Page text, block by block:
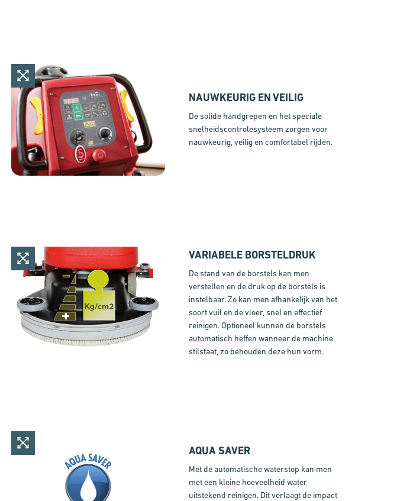
NAUWKEURIG EN VEILIG
De solide handgrepen en het speciale
snelheidscontrolesysteem zorgen voor
nauwkeurig, veilig en comfortabel rijden.
VARIABELE BORSTELDRUK
De stand van de borstels kan men
verstellen en de druk op de borstels is
instelbaar. Zo kan men afhankelijk van het
soort vuil en de vloer, snel en effectief
reinigen. Optioneel kunnen de borstels
automatisch heffen wanneer de machine
stilstaat, zo behouden deze hun vorm.
AQUA SAVER
Met de automatische waterstop kan men
met een kleine hoeveelheid water
uitstekend reinigen. Dit verlaagt de impact